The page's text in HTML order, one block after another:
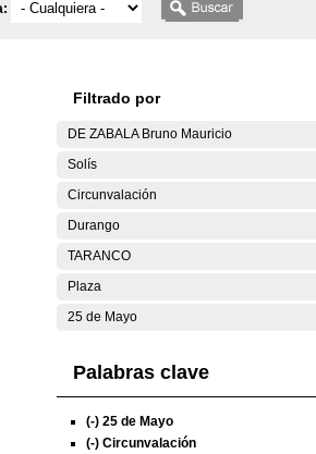
Filtrado por
DE ZABALA Bruno Mauricio
Solís
Circunvalación
Durango
TARANCO
Plaza
25 de Mayo
Palabras clave
(-) 25 de Mayo
(-) Circunvalación